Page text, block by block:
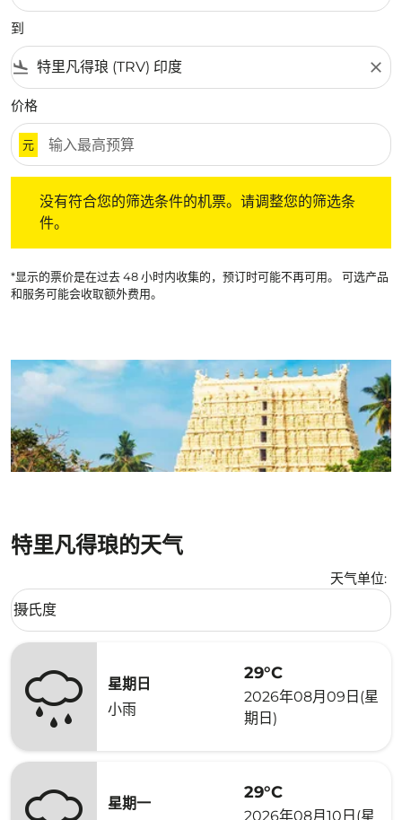
到
flight_land close
价格
元
没有符合您的筛选条件的机票。请调整您的筛选条
件。
*显示的票价是在过去 48 小时内收集的，预订时可能不再可用。 可选产品
和服务可能会收取额外费用。
特里凡得琅的天气
天气单位:
Weather unit option 摄氏度 Selected
摄氏度
keyboard_arrow_down
星期日
小雨
29°C
2026年08月09日(星
期日)
星期一
29°C
2026年08月10日(星